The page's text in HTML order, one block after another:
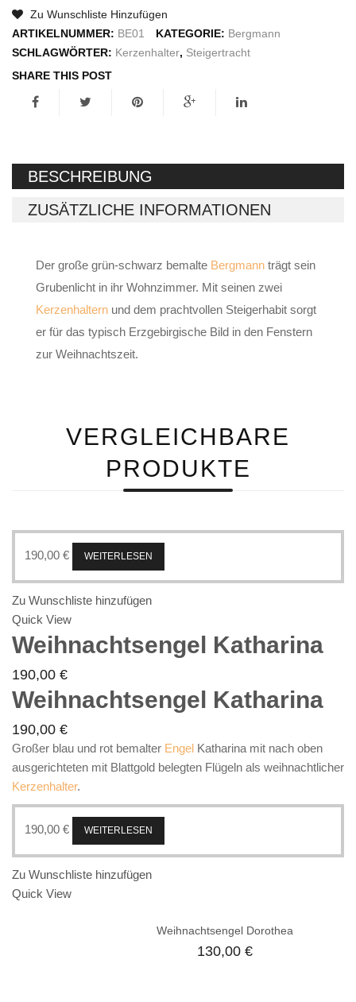
Kasse
KONTAKT
IMPRESSUM
MengeZu Wunschliste Hinzufügen
ARTIKELNUMMER: BE01 KATEGORIE: Bergmann
SCHLAGWÖRTER: Kerzenhalter, Steigertracht
SHARE THIS POST
BESCHREIBUNG
ZUSÄTZLICHE INFORMATIONEN
Der große grün-schwarz bemalte Bergmann trägt sein
Grubenlicht in ihr Wohnzimmer. Mit seinen zwei
Kerzenhaltern und dem prachtvollen Steigerhabit sorgt
er für das typisch Erzgebirgische Bild in den Fenstern
zur Weihnachtszeit.
VERGLEICHBARE
PRODUKTE
190,00 € WEITERLESEN
Zu Wunschliste hinzufügen
Quick View
Weihnachtsengel Katharina
190,00 €
Weihnachtsengel Katharina
190,00 €
Großer blau und rot bemalter Engel Katharina mit nach oben
ausgerichteten mit Blattgold belegten Flügeln als weihnachtlicher
Kerzenhalter.
190,00 € WEITERLESEN
Zu Wunschliste hinzufügen
Quick View
Weihnachtsengel Dorothea
130,00 €